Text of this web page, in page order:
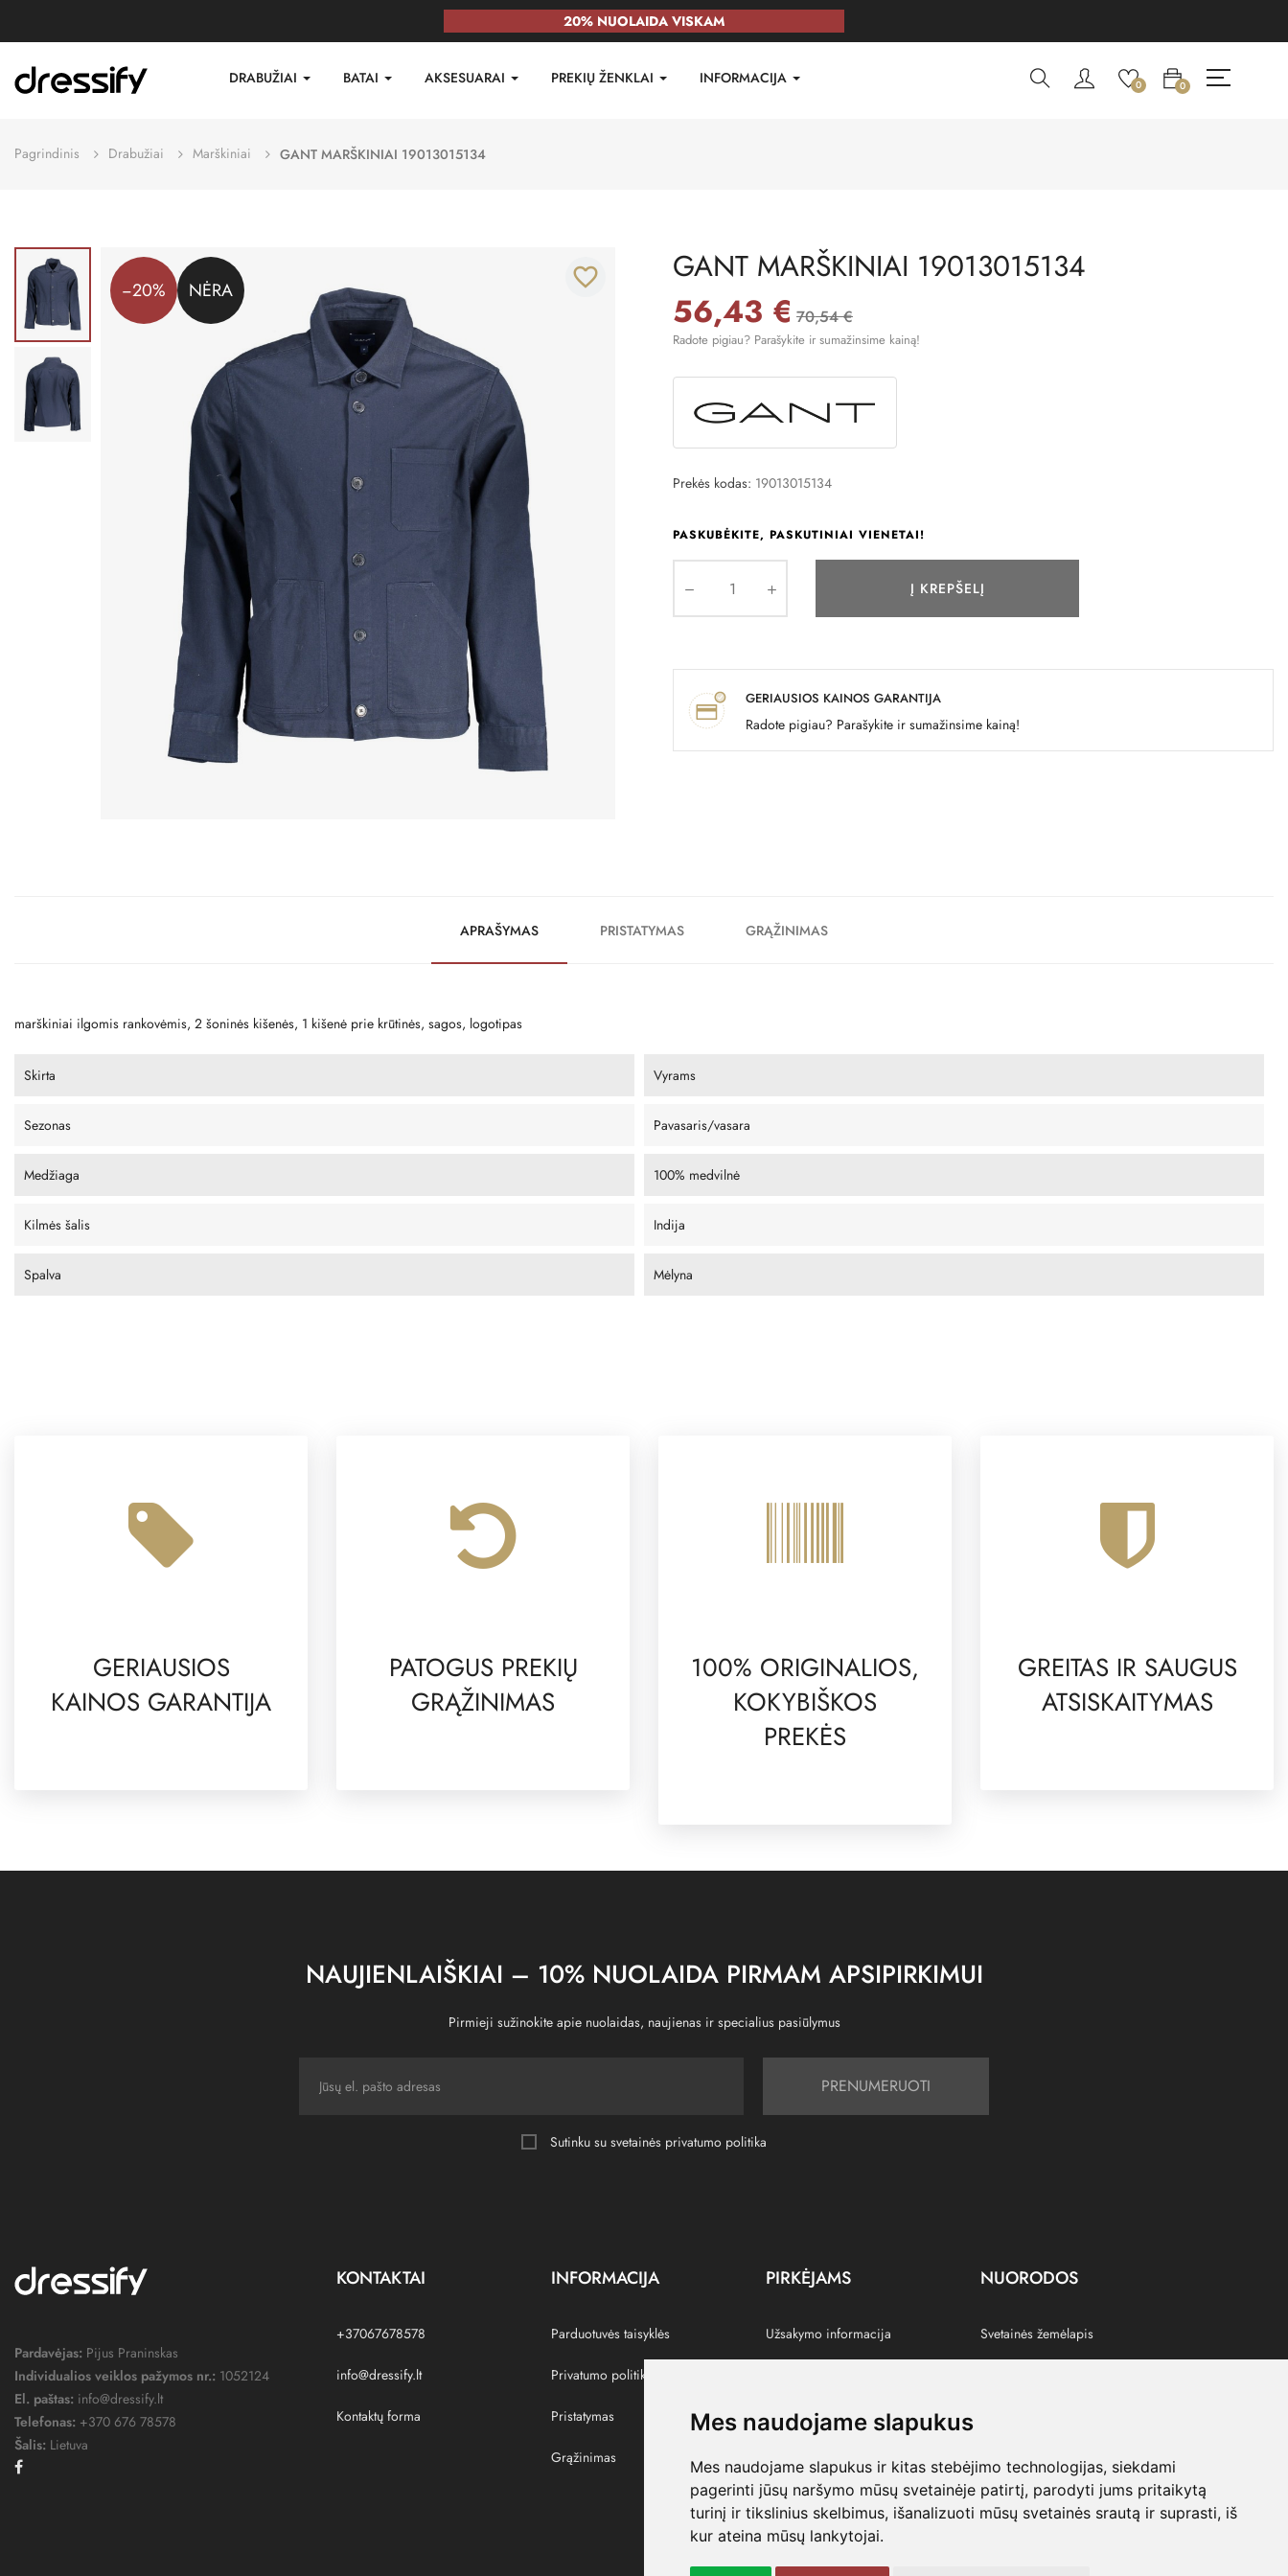
Mes naudojame slapukus
Mes naudojame slapukus ir kitas stebėjimo technologijas, siekdami
pagerinti jūsų naršymo mūsų svetainėje patirtį, parodyti jums pritaikytą
turinį ir tikslinius skelbimus, išanalizuoti mūsų svetainės srautą ir suprasti, iš
kur ateina mūsų lankytojai.
20% NUOLAIDA VISKAM
DRABUŽIAI BATAI AKSESUARAI PREKIŲ ŽENKLAI INFORMACIJA 0 0
Pagrindinis Drabužiai Marškiniai GANT MARŠKINIAI 19013015134
−20% NĖRA favorite_border GANT MARŠKINIAI 19013015134
56,43 € 70,54 €
Radote pigiau? Parašykite ir sumažinsime kainą!
Prekės kodas: 19013015134
PASKUBĖKITE, PASKUTINIAI VIENETAI!
Į KREPŠELĮ
GERIAUSIOS KAINOS GARANTIJA
Radote pigiau? Parašykite ir sumažinsime kainą!
APRAŠYMAS PRISTATYMAS GRĄŽINIMAS
marškiniai ilgomis rankovėmis, 2 šoninės kišenės, 1 kišenė prie krūtinės, sagos, logotipas
Skirta Vyrams
Sezonas Pavasaris/vasara
Medžiaga 100% medvilnė
Kilmės šalis Indija
Spalva Mėlyna
GERIAUSIOS
KAINOS GARANTIJA
PATOGUS PREKIŲ
GRĄŽINIMAS
100% ORIGINALIOS,
KOKYBIŠKOS
PREKĖS
GREITAS IR SAUGUS
ATSISKAITYMAS
NAUJIENLAIŠKIAI – 10% NUOLAIDA PIRMAM APSIPIRKIMUI
Pirmieji sužinokite apie nuolaidas, naujienas ir specialius pasiūlymus
PRENUMERUOTI
Sutinku su svetainės privatumo politika
Pardavėjas: Pijus Praninskas
Individualios veiklos pažymos nr.: 1052124
El. paštas: info@dressify.lt
Telefonas: +370 676 78578
Šalis: Lietuva
KONTAKTAI
+37067678578
info@dressify.lt
Kontaktų forma
INFORMACIJA
Parduotuvės taisyklės
Privatumo politika
Pristatymas
Grąžinimas
PIRKĖJAMS
Užsakymo informacija
Paskyra
Pamėgtos prekės
NUORODOS
Svetainės žemėlapis